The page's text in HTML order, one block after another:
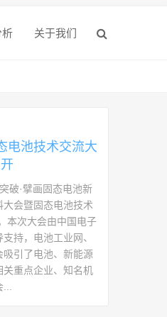
析 关于我们
电池技术交流大
破·擘画固态电池新
大会暨固态电池技术
本次大会由中国电子
持，电池工业网、
引了电池、新能源
关重点企业、知名机
...